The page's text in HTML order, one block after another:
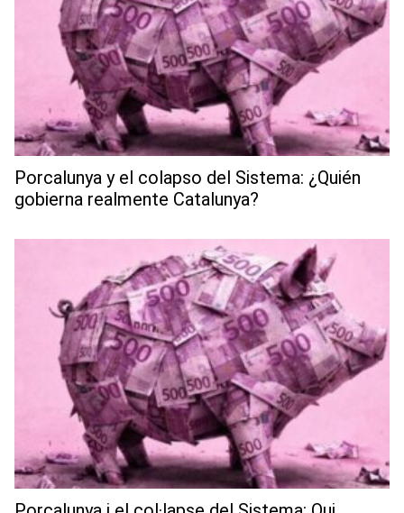
Porcalunya y el colapso del Sistema: ¿Quién
gobierna realmente Catalunya?